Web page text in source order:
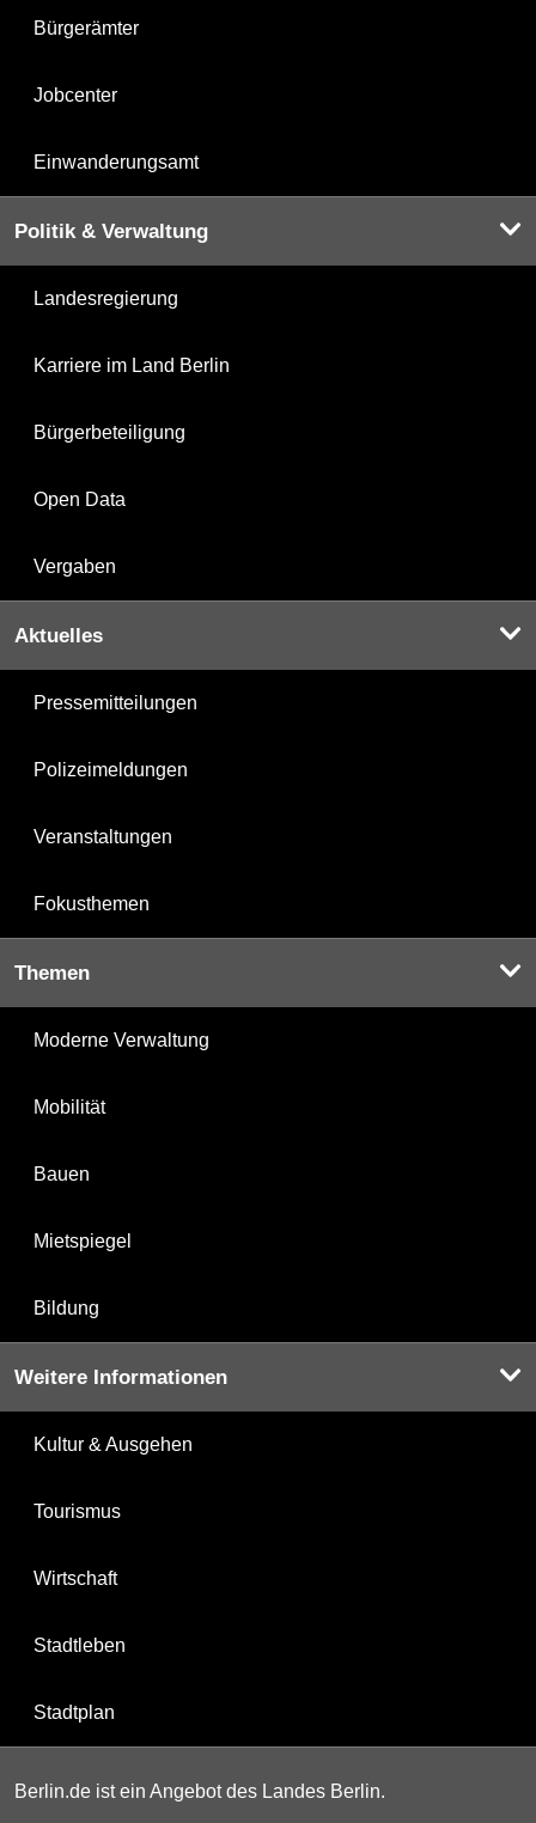
Bürgerämter
Jobcenter
Einwanderungsamt
Politik & Verwaltung
Landesregierung
Karriere im Land Berlin
Bürgerbeteiligung
Open Data
Vergaben
Aktuelles
Pressemitteilungen
Polizeimeldungen
Veranstaltungen
Fokusthemen
Themen
Moderne Verwaltung
Mobilität
Bauen
Mietspiegel
Bildung
Weitere Informationen
Kultur & Ausgehen
Tourismus
Wirtschaft
Stadtleben
Stadtplan
Berlin.de ist ein Angebot des Landes Berlin.